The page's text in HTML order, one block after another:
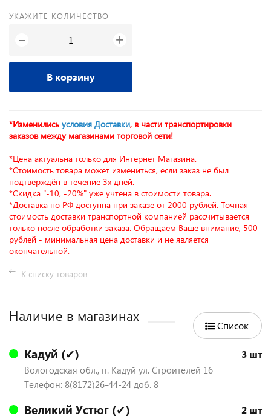
УКАЖИТЕ КОЛИЧЕСТВО
− +
В корзину
*Изменились условия Доставки, в части транспортировки
заказов между магазинами торговой сети!
*Цена актуальна только для Интернет Магазина.
*Стоимость товара может измениться, если заказ не был
подтверждён в течение 3х дней.
*Скидка "-10, -20%" уже учтена в стоимости товара.
*Доставка по РФ доступна при заказе от 2000 рублей. Точная
стоимость доставки транспортной компанией рассчитывается
только после обработки заказа. Обращаем Ваше внимание, 500
рублей - минимальная цена доставки и не является
окончательной.
К списку товаров
Наличие в магазинах
Список
Кадуй (✔) 3 шт
Вологодская обл., п. Кадуй ул. Строителей 16
Телефон: 8(8172)26-44-24 доб. 8
Великий Устюг (✔) 2 шт